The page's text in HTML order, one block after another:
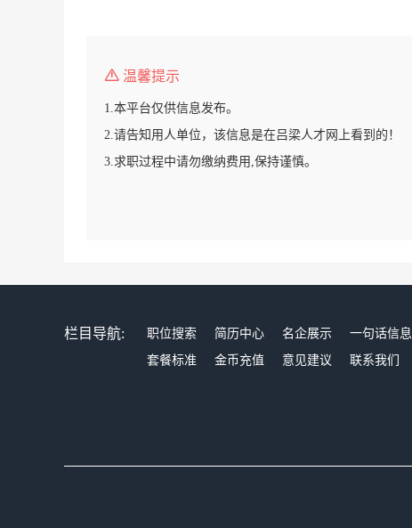
温馨提示
1.本平台仅供信息发布。
2.请告知用人单位，该信息是在吕梁人才网上看到的！
3.求职过程中请勿缴纳费用,保持谨慎。
栏目导航: 职位搜索 简历中心 名企展示 一句话信息
套餐标准
金币充值 意见建议 联系我们